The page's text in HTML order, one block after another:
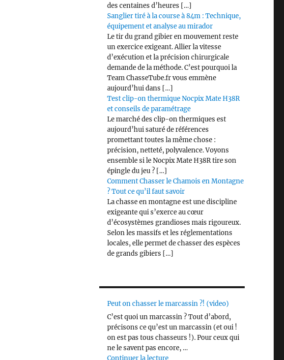
des centaines d’heures […]
Sanglier tiré à la course à 84m : Technique,
équipement et analyse au mirador
Le tir du grand gibier en mouvement reste
un exercice exigeant. Allier la vitesse
d’exécution et la précision chirurgicale
demande de la méthode. C’est pourquoi la
Team ChasseTube.fr vous emmène
aujourd’hui dans […]
Test clip-on thermique Nocpix Mate H38R
et conseils de paramétrage
Le marché des clip-on thermiques est
aujourd’hui saturé de références
promettant toutes la même chose :
précision, netteté, polyvalence. Voyons
ensemble si le Nocpix Mate H38R tire son
épingle du jeu ? […]
Comment Chasser le Chamois en Montagne
? Tout ce qu’il faut savoir
La chasse en montagne est une discipline
exigeante qui s’exerce au cœur
d’écosystèmes grandioses mais rigoureux.
Selon les massifs et les réglementations
locales, elle permet de chasser des espèces
de grands gibiers […]
Peut on chasser le marcassin ?! (video)
C’est quoi un marcassin ? Tout d’abord,
précisons ce qu’est un marcassin (et oui !
on est pas tous chasseurs !). Pour ceux qui
ne le savent pas encore, …
de « Peut on chasser le marcassin ?!